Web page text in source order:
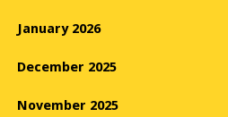
January 2026
December 2025
November 2025